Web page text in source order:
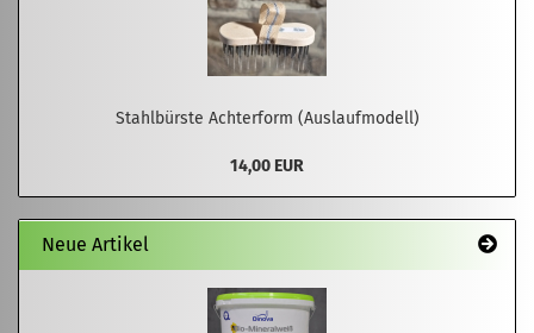
Stahlbürste Achterform (Auslaufmodell)
14,00 EUR
Neue Artikel